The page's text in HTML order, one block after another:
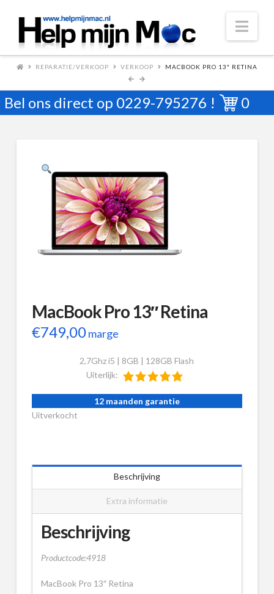
REPARATIE/VERKOOP VERKOOP MACBOOK PRO 13″ RETINA
Bel ons direct op 0229-795276 ! 0
MacBook Pro 13″ Retina
€749,00marge
2,7Ghz i5 | 8GB | 128GB Flash
Uiterlijk:
12 maanden garantie
Uitverkocht
Beschrijving
Extra informatie
Beschrijving
Productcode:4918
MacBook Pro 13″ Retina